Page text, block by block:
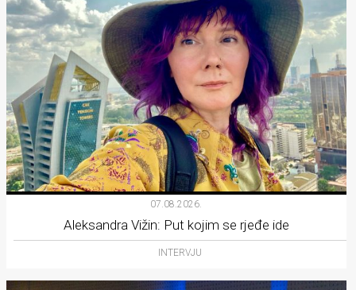
07.08.2026.
Aleksandra Vižin: Put kojim se rjeđe ide
INTERVJU